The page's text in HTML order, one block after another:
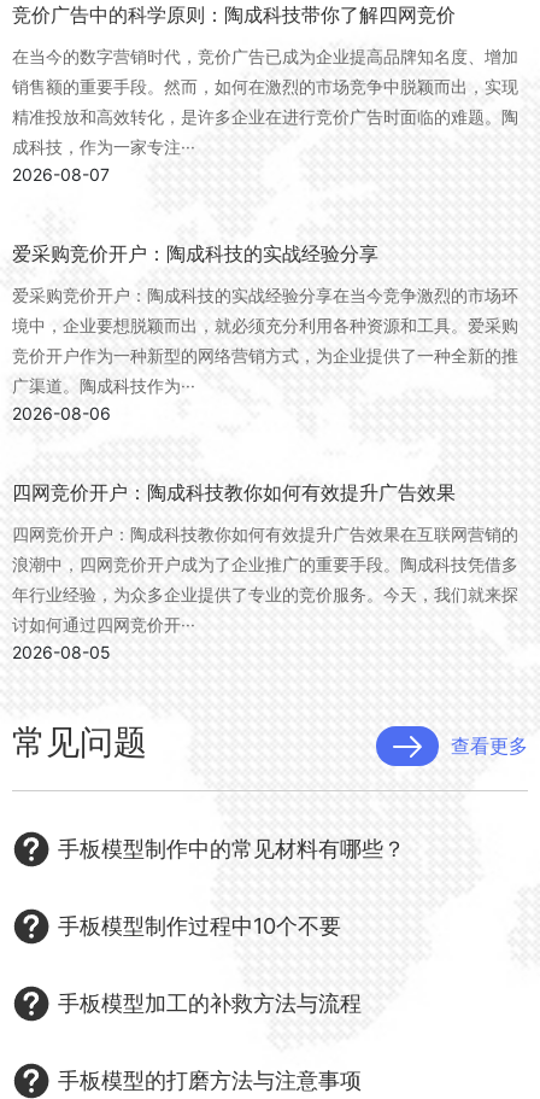
竞价广告中的科学原则：陶成科技带你了解四网竞价
在当今的数字营销时代，竞价广告已成为企业提高品牌知名度、增加
销售额的重要手段。然而，如何在激烈的市场竞争中脱颖而出，实现
精准投放和高效转化，是许多企业在进行竞价广告时面临的难题。陶
成科技，作为一家专注···
2026-08-07
爱采购竞价开户：陶成科技的实战经验分享
爱采购竞价开户：陶成科技的实战经验分享在当今竞争激烈的市场环
境中，企业要想脱颖而出，就必须充分利用各种资源和工具。爱采购
竞价开户作为一种新型的网络营销方式，为企业提供了一种全新的推
广渠道。陶成科技作为···
2026-08-06
四网竞价开户：陶成科技教你如何有效提升广告效果
四网竞价开户：陶成科技教你如何有效提升广告效果在互联网营销的
浪潮中，四网竞价开户成为了企业推广的重要手段。陶成科技凭借多
年行业经验，为众多企业提供了专业的竞价服务。今天，我们就来探
讨如何通过四网竞价开···
2026-08-05
常见问题 查看更多
手板模型制作中的常见材料有哪些？
手板模型制作过程中10个不要
手板模型加工的补救方法与流程
手板模型的打磨方法与注意事项